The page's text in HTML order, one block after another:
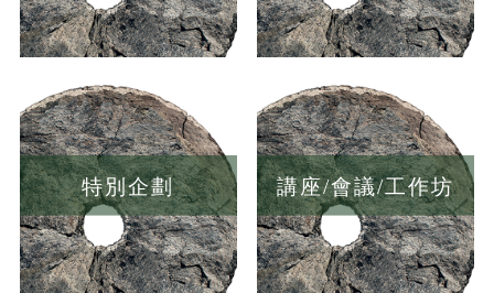
特別企劃 講座/會議/工作坊